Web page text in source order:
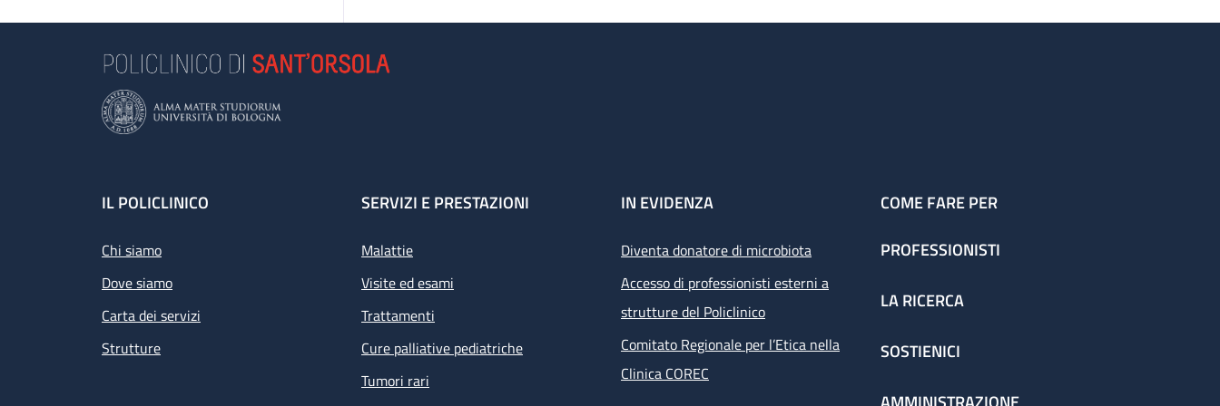
Footer
IL POLICLINICO
Chi siamo
Dove siamo
Carta dei servizi
Strutture
SERVIZI E PRESTAZIONI
Malattie
Visite ed esami
Trattamenti
Cure palliative pediatriche
Tumori rari
IN EVIDENZA
Diventa donatore di microbiota
Accesso di professionisti esterni a
strutture del Policlinico
Comitato Regionale per l’Etica nella
Clinica COREC
COME FARE PER
PROFESSIONISTI
LA RICERCA
SOSTIENICI